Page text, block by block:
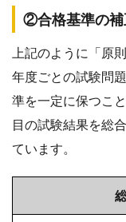
②合格基準の
上記のように「原
年度ごとの試験問
準を一定に保つこ
目の試験結果を総
ています。